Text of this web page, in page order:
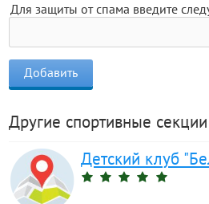
Для защиты от спама введите
Другие спортивные
Детский клуб